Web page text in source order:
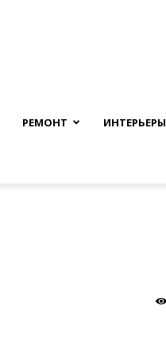
РЕМОНТ ИНТЕРЬЕРЫ